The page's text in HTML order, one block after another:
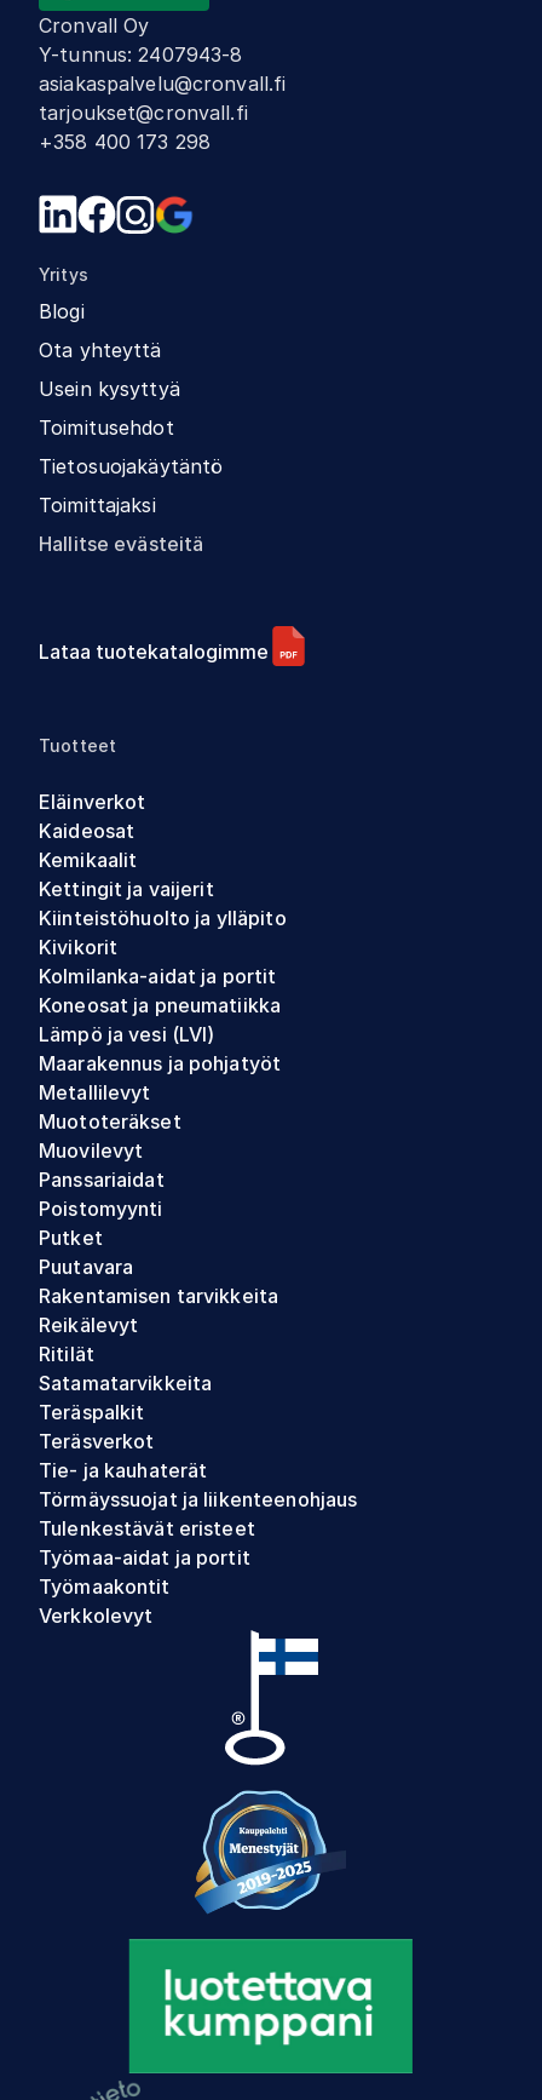
Cronvall Oy
Y-tunnus:2407943-8
asiakaspalvelu@cronvall.fi
tarjoukset@cronvall.fi
+358 400 173 298
Yritys
Blogi
Ota yhteyttä
Usein kysyttyä
Toimitusehdot
Tietosuojakäytäntö
Toimittajaksi
Hallitse evästeitä
Lataa tuotekatalogimme
Tuotteet
Eläinverkot
Kaideosat
Kemikaalit
Kettingit ja vaijerit
Kiinteistöhuolto ja ylläpito
Kivikorit
Kolmilanka-aidat ja portit
Koneosat ja pneumatiikka
Lämpö ja vesi (LVI)
Maarakennus ja pohjatyöt
Metallilevyt
Muototeräkset
Muovilevyt
Panssariaidat
Poistomyynti
Putket
Puutavara
Rakentamisen tarvikkeita
Reikälevyt
Ritilät
Satamatarvikkeita
Teräspalkit
Teräsverkot
Tie- ja kauhaterät
Törmäyssuojat ja liikenteenohjaus
Tulenkestävät eristeet
Työmaa-aidat ja portit
Työmaakontit
Verkkolevyt